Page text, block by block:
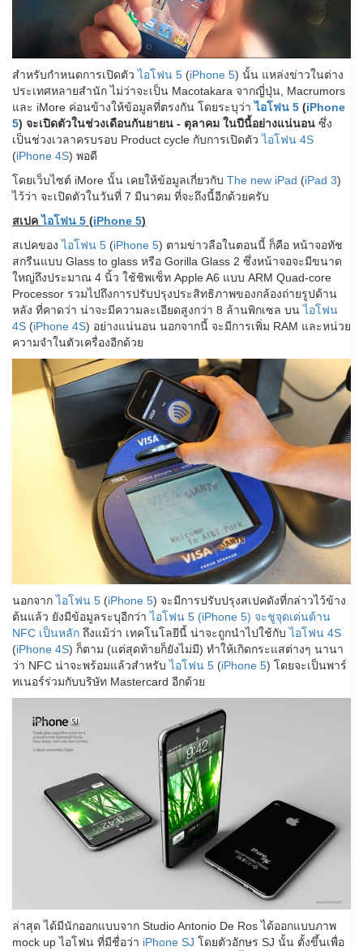
สำหรับกำหนดการเปิดตัวไอโฟน 5 (iPhone 5) นั้น แหล่งข่าวในต่าง
ประเทศหลายสำนัก ไม่ว่าจะเป็น Macotakara จากญี่ปุ่น, Macrumors
และ iMore ค่อนข้างให้ข้อมูลที่ตรงกัน โดยระบุว่าไอโฟน 5 (iPhone
5) จะเปิดตัวในช่วงเดือนกันยายน - ตุลาคม ในปีนี้อย่างแน่นอน ซึ่ง
เป็นช่วงเวลาครบรอบ Product cycle กับการเปิดตัวไอโฟน 4S
(iPhone 4S) พอดี
โดยเว็บไซต์ iMore นั้น เคยให้ข้อมูลเกี่ยวกับ The new iPad (iPad 3)
ไว้ว่า จะเปิดตัวในวันที่ 7 มีนาคม ที่จะถึงนี้อีกด้วยครับ
สเปคไอโฟน 5 (iPhone 5)
สเปคของไอโฟน 5 (iPhone 5) ตามข่าวลือในตอนนี้ ก็คือ หน้าจอทัช
สกรีนแบบ Glass to glass หรือ Gorilla Glass 2 ซึ่งหน้าจอจะมีขนาด
ใหญ่ถึงประมาณ 4 นิ้ว ใช้ชิพเซ็ท Apple A6 แบบ ARM Quad-core
Processor รวมไปถึงการปรับปรุงประสิทธิภาพของกล้องถ่ายรูปด้าน
หลัง ที่คาดว่า น่าจะมีความละเอียดสูงกว่า 8 ล้านพิกเซล บนไอโฟน
4S (iPhone 4S) อย่างแน่นอน นอกจากนี้ จะมีการเพิ่ม RAM และหน่วย
ความจำในตัวเครื่องอีกด้วย
นอกจากไอโฟน 5 (iPhone 5) จะมีการปรับปรุงสเปคดังที่กล่าวไว้ข้าง
ต้นแล้ว ยังมีข้อมูลระบุอีกว่าไอโฟน 5 (iPhone 5) จะชูจุดเด่นด้าน
NFC เป็นหลัก ถึงแม้ว่า เทคโนโลยีนี้ น่าจะถูกนำไปใช้กับไอโฟน 4S
(iPhone 4S) ก็ตาม (แต่สุดท้ายก็ยังไม่มี) ทำให้เกิดกระแสต่างๆ นานา
ว่า NFC น่าจะพร้อมแล้วสำหรับไอโฟน 5 (iPhone 5) โดยจะเป็นพาร์
ทเนอร์ร่วมกับบริษัท Mastercard อีกด้วย
ล่าสุด ได้มีนักออกแบบจาก Studio Antonio De Ros ได้ออกแบบภาพ
mock up ไอโฟน ที่มีชื่อว่า iPhone SJ โดยตัวอักษร SJ นั้น ตั้งขึ้นเพื่อ